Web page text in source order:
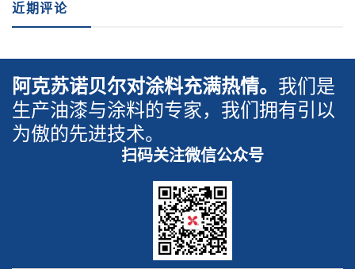
近期评论
阿克苏诺贝尔对涂料充满热情。 我们是
生产油漆与涂料的专家，我们拥有引以
为傲的先进技术。
扫码关注微信公众号